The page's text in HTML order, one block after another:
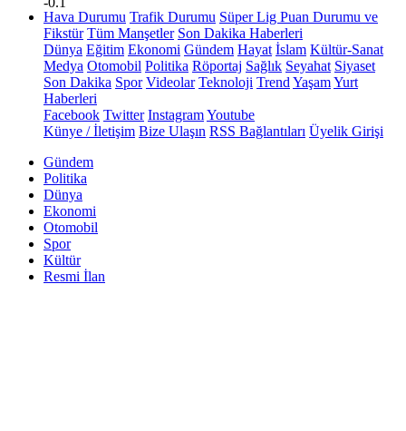
Hava Durumu Trafik Durumu Süper Lig Puan Durumu ve
Fikstür Tüm Manşetler Son Dakika Haberleri
Dünya Eğitim Ekonomi Gündem Hayat İslam Kültür-Sanat
Medya Otomobil Politika Röportaj Sağlık Seyahat Siyaset
Son Dakika Spor Videolar Teknoloji Trend YaşamYurt
Haberleri
Facebook Twitter InstagramYoutube
Künye / İletişim Bize Ulaşın RSS Bağlantıları Üyelik Girişi
Gündem
Politika
Dünya
Ekonomi
Otomobil
Spor
Kültür
Resmi İlan